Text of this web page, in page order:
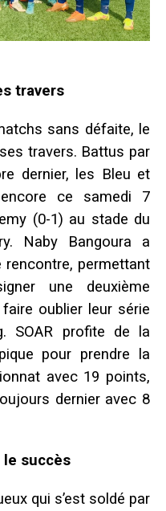
travers
sans défaite, le
travers. Battus par
dernier, les Bleu et
ce samedi 7
(0-1) au stade du
Naby Bangoura a
rencontre, permettant
une deuxième
oublier leur série
SOAR profite de la
pour prendre la
avec 19 points,
dernier avec 8
le succès
qui s’est soldé par